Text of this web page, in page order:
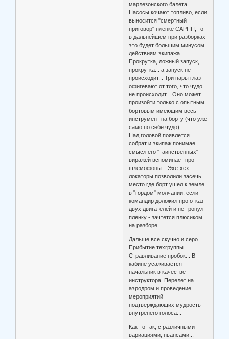
марлезонского балета.
Насосы кочают топливо, если
выносится "смертный
приговор" пленке САРПП, то
в дальнейшем при разборках
это будет большим минусом
действиям экипажа...
Прокрутка, ложный запуск,
прокрутка... а запуск не
происходит... Три пары глаз
офигевают от того, что чудо
не происходит... Оно может
произойти только с опытным
бортовым имеющим весь
инструмент на борту (что уже
само по себе чудо)...
Над головой появлется
собрат и экипаж понимае
смысл его "таинственных"
виражей вспоминает про
шлемофоны... Эхе-хех
локаторы позволили засечь
место где борт ушел к земле
в "гордом" молчании, если
командир доложил про отказ
двух двигателей и не тронул
пленку - зачтется плюсиком
на разборе.
Дальше все скучно и серо.
Прибытие техгруппы.
Стравливание пробок... В
кабине усаживается
начальник в качестве
инструктора. Перелет на
аэродром и проведение
мероприятий
подтверждающих мудрость
внутренего голоса...
Как-то так, с различными
вариациями, ньансами...